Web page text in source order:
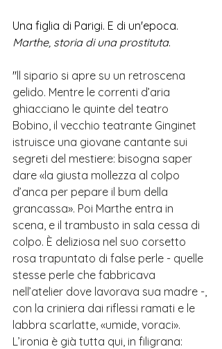
Una figlia di Parigi. E di un'epoca.
Marthe, storia di una prostituta.
"ll sipario si apre su un retroscena
gelido. Mentre le correnti d’aria
ghiacciano le quinte del teatro
Bobino, il vecchio teatrante Ginginet
istruisce una giovane cantante sui
segreti del mestiere: bisogna saper
dare «la giusta mollezza al colpo
d’anca per pepare il bum della
grancassa». Poi Marthe entra in
scena, e il trambusto in sala cessa di
colpo. È deliziosa nel suo corsetto
rosa trapuntato di false perle - quelle
stesse perle che fabbricava
nell’atelier dove lavorava sua madre -,
con la criniera dai riflessi ramati e le
labbra scarlatte, «umide, voraci».
L’ironia è già tutta qui, in filigrana: